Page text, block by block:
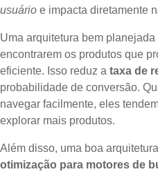
usuário e impacta diretamente
Uma arquitetura bem
encontrarem os produtos que
eficiente. Isso reduz a taxa de
probabilidade de conversão.
navegar facilmente, eles
explorar mais produtos.
Além disso, uma boa
otimização para motores de